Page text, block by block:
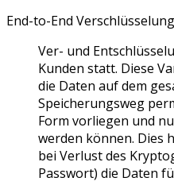
End-to-End Verschlüsselung
Ver- und
Kunden statt. Diese
die Daten auf dem
Speicherungsweg
Form vorliegen und
werden können. Dies
bei Verlust des
Passwort) die Daten